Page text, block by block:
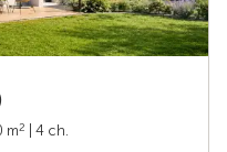
m2
| 4 ch.